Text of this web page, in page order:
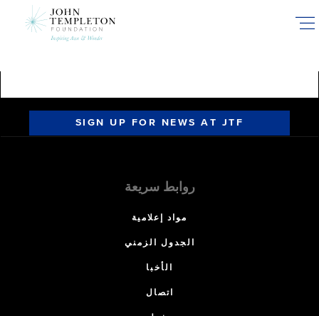
SIGN UP FOR NEWS AT JTF
روابط سريعة
مواد إعلامية
الجدول الزمني
الأخبا
اتصال